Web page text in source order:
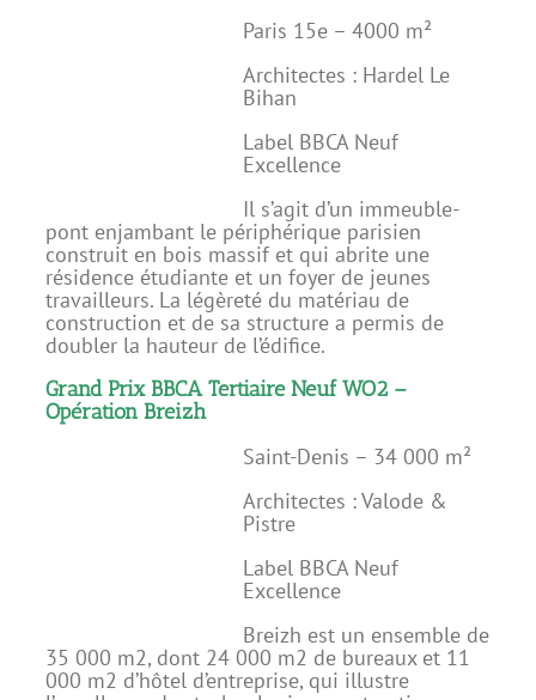
Paris 15e – 4000 m²
Architectes : Hardel Le
Bihan
Label BBCA Neuf
Excellence
Il s’agit d’un immeuble-
pont enjambant le périphérique parisien
construit en bois massif et qui abrite une
résidence étudiante et un foyer de jeunes
travailleurs. La légèreté du matériau de
construction et de sa structure a permis de
doubler la hauteur de l’édifice.
Grand Prix BBCA Tertiaire Neuf WO2 –
Opération Breizh
Saint-Denis – 34 000 m²
Architectes : Valode &
Pistre
Label BBCA Neuf
Excellence
Breizh est un ensemble de
35 000 m2, dont 24 000 m2 de bureaux et 11
000 m2 d’hôtel d’entreprise, qui illustre